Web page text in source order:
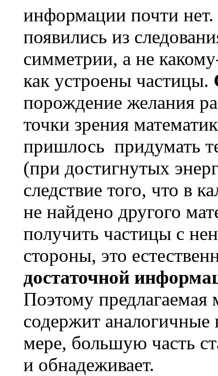
информации почти
появились из
симметрии, а не
как устроены частицы.
порождение желания
точки зрения
пришлось придумать
(при достигнутых
следствие того, что в
не найдено другого
получить частицы с
стороны, это
достаточной
Поэтому
содержит
мере, большую часть
и обнадеживает.